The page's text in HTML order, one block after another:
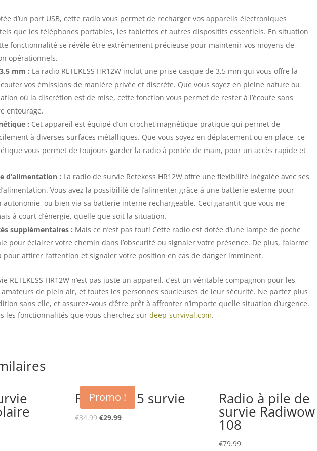
d’un port USB, cette radio vous permet de recharger vos appareils électroniques
que les téléphones portables, les tablettes et autres dispositifs essentiels. En situation
fonctionnalité se révèle être extrêmement précieuse pour maintenir vos moyens de
opérationnels.
mm : La radio RETEKESS HR12W inclut une prise casque de 3,5 mm qui vous offre la
vos émissions de manière privée et discrète. Que vous soyez en pleine nature ou
où la discrétion est de mise, cette fonction vous permet de rester à l’écoute sans
entourage.
: Cet appareil est équipé d’un crochet magnétique pratique qui permet de
à diverses surfaces métalliques. Que vous soyez en déplacement ou en place, ce
vous permet de toujours garder la radio à portée de main, pour un accès rapide et
d’alimentation : La radio de survie Retekess HR12W offre une flexibilité inégalée avec ses
Vous avez la possibilité de l’alimenter grâce à une batterie externe pour
autonomie, ou bien via sa batterie interne rechargeable. Ceci garantit que vous ne
à court d’énergie, quelle que soit la situation.
supplémentaires : Mais ce n’est pas tout! Cette radio est dotée d’une lampe de poche
pour éclairer votre chemin dans l’obscurité ou signaler votre présence. De plus, l’alarme
pour attirer l’attention et signaler votre position en cas de danger imminent.
RETEKESS HR12W n’est pas juste un appareil, c’est un véritable compagnon pour les
de plein air, et toutes les personnes soucieuses de leur sécurité. Ne partez plus
sans elle, et assurez-vous d’être prêt à affronter n’importe quelle situation d’urgence.
les fonctionnalités que vous cherchez surdeep-survival.com.
Promo !
Radio V115 survie
€34.99 Le
€29.99Le
Radio à pile de
survie Radiwow
108
€79.99